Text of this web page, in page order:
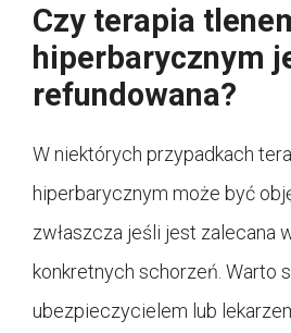
Czy terapia
hiperbarycznym
refundowana?
W niektórych przypadkach
hiperbarycznym może być
zwłaszcza jeśli jest zalecana
konkretnych schorzeń. Warto
ubezpieczycielem lub